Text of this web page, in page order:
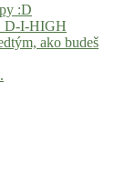
:D
D-I-HIGH
ako budeš